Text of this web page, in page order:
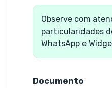
Observe com
particularidades
WhatsApp e
Documento